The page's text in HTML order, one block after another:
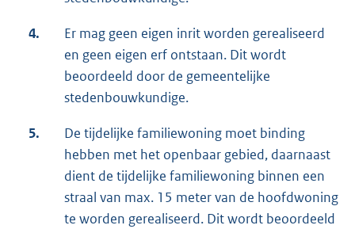
4.
Er mag geen eigen inrit worden gerealiseerd
en geen eigen erf ontstaan. Dit wordt
beoordeeld door de gemeentelijke
stedenbouwkundige.
5.
De tijdelijke familiewoning moet binding
hebben met het openbaar gebied, daarnaast
dient de tijdelijke familiewoning binnen een
straal van max. 15 meter van de hoofdwoning
te worden gerealiseerd. Dit wordt beoordeeld